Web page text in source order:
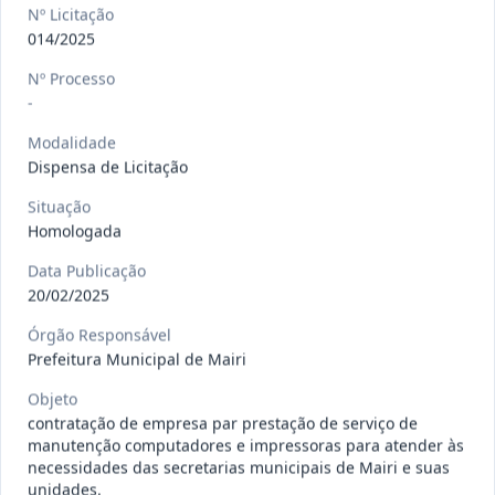
Pregão
Eletrônico
Situação:
013/2026
Pregão
Eletrônico
Registro de preço para aquisição de
Situação: Publicada
009/2026
Credenciamento
credenciamento de pessoa
serviços...
Situação: Publicada Data: 15/07/2026 Ver detalhes
Nº Licitação
014/2025
Nº Processo
-
Modalidade
Dispensa de Licitação
Situação
Homologada
Data Publicação
20/02/2025
Órgão Responsável
Prefeitura Municipal de Mairi
Objeto
contratação de empresa par prestação de serviço de
manutenção computadores e impressoras para atender às
necessidades das secretarias municipais de Mairi e suas
unidades.